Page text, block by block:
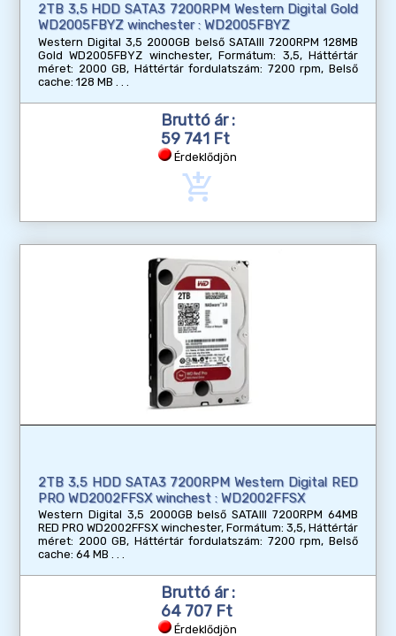
2TB 3,5 HDD SATA3 7200RPM Western Digital Gold
WD2005FBYZ winchester : WD2005FBYZ
Western Digital 3,5 2000GB belső SATAIII 7200RPM 128MB
Gold WD2005FBYZ winchester, Formátum: 3,5, Háttértár
méret: 2000 GB, Háttértár fordulatszám: 7200 rpm, Belső
cache: 128 MB
Bruttó ár :
59 741 Ft
Érdeklődjön
add_shopping_cart
2TB 3,5 HDD SATA3 7200RPM Western Digital RED
PRO WD2002FFSX winchest : WD2002FFSX
Western Digital 3,5 2000GB belső SATAIII 7200RPM 64MB
RED PRO WD2002FFSX winchester, Formátum: 3,5, Háttértár
méret: 2000 GB, Háttértár fordulatszám: 7200 rpm, Belső
cache: 64 MB
Bruttó ár :
64 707 Ft
Érdeklődjön